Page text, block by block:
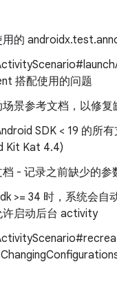
用的
搭配使用的问题
景参考文档，以修复
SDK < 19 的所
Kit Kat 4.4)
- 记录之前缺少的参
>= 34 时，系统会自
许启动后台 activity